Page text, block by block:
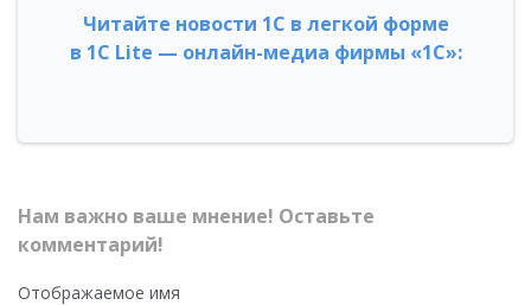
Читайте новости 1С в легкой форме
в 1С Lite — онлайн-медиа фирмы «1С»:
Нам важно ваше мнение! Оставьте
комментарий!
Отображаемое имя